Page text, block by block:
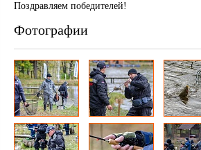
Поздравляем победителей!
Фотографии